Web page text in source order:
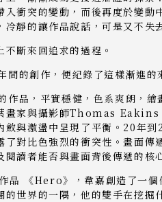
入衝突的變動，而後再度於變動
冷靜的讓作品說話，可是又不失
斷來回追求的過程。
間的創作，便紀錄了這樣漸進的
作品，平實穩健，色系爽朗，
畫家與攝影師Thomas Eakins
斂與激盪中呈現了平衡。20年
了對比色強烈的衝突性。畫面
閱讀者能否與畫面背後傳遞的核
品 《Hero》，韋嘉創造了一個
的世界的一隅，他的雙手在挖